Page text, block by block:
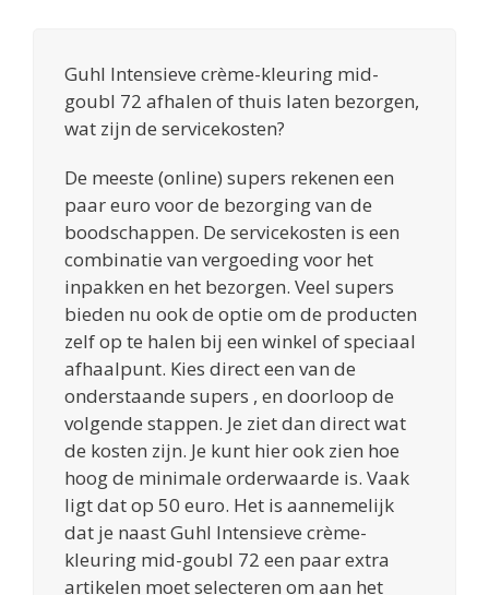
Guhl Intensieve crème-kleuring mid-
goubl 72 afhalen of thuis laten bezorgen,
wat zijn de servicekosten?
De meeste (online) supers rekenen een
paar euro voor de bezorging van de
boodschappen. De servicekosten is een
combinatie van vergoeding voor het
inpakken en het bezorgen. Veel supers
bieden nu ook de optie om de producten
zelf op te halen bij een winkel of speciaal
afhaalpunt. Kies direct een van de
onderstaande supers , en doorloop de
volgende stappen. Je ziet dan direct wat
de kosten zijn. Je kunt hier ook zien hoe
hoog de minimale orderwaarde is. Vaak
ligt dat op 50 euro. Het is aannemelijk
dat je naast Guhl Intensieve crème-
kleuring mid-goubl 72 een paar extra
artikelen moet selecteren om aan het